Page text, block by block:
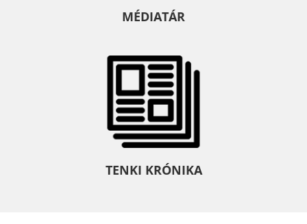
MÉDIATÁR
TENKI KRÓNIKA